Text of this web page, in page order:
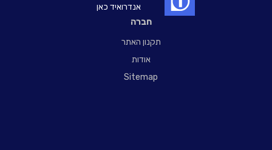
חברה
תקנון האתר
אודות
Sitemap
אנדרואיד כאן